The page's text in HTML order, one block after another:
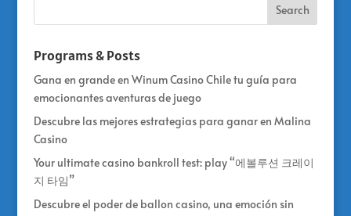
Programs & Posts
Gana en grande en Winum Casino Chile tu guía para
emocionantes aventuras de juego
Descubre las mejores estrategias para ganar en Malina
Casino
Your ultimate casino bankroll test: play “에볼루션 크레이
지 타임”
Descubre el poder de ballon casino, una emoción sin